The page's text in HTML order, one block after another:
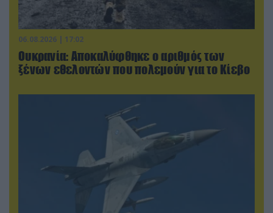
06.08.2026 | 17:02
Ουκρανία: Αποκαλύφθηκε ο αριθμός των
ξένων εθελοντών που πολεμούν για το Κίεβο